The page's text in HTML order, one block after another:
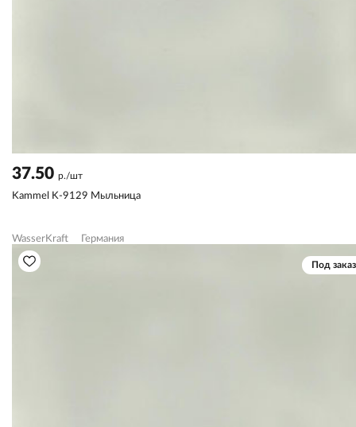
37.50 р./шт
Kammel K-9129 Мыльница
WasserKraft Германия
Под заказ